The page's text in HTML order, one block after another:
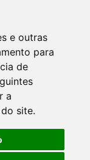
e outras
para
de
a
site.
| Qualis
202
- Paraná - Brasil
Commons BY